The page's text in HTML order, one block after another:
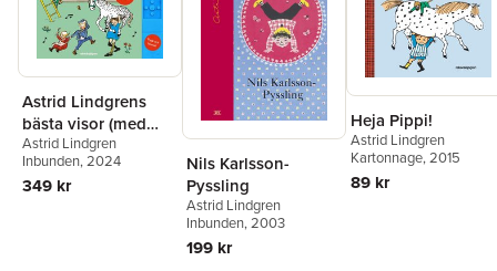
Astrid Lindgrens
bästa visor (med
ljudmodul)
Astrid Lindgren
Inbunden, 2024
349 kr
Nils Karlsson-
Pyssling
Astrid Lindgren
Inbunden, 2003
199 kr
Heja Pippi!
Astrid Lindgren
Kartonnage, 2015
89 kr